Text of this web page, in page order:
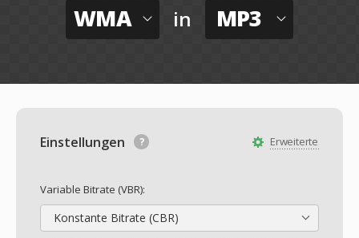
WMA in MP3
Erweiterte
Einstellungen
Variable Bitrate (VBR):
Konstante Bitrate (CBR)